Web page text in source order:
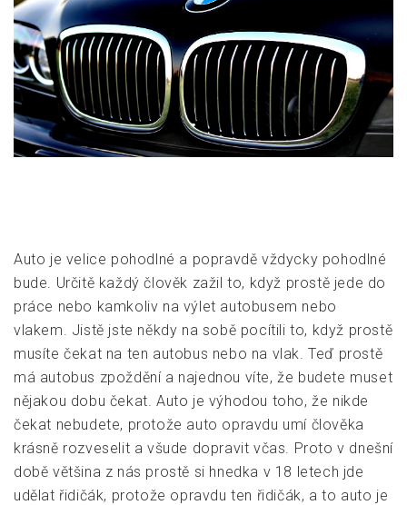
Auto je velice pohodlné a popravdě vždycky pohodlné
bude. Určitě každý člověk zažil to, když prostě jede do
práce nebo kamkoliv na výlet autobusem nebo
vlakem. Jistě jste někdy na sobě pocítili to, když prostě
musíte čekat na ten autobus nebo na vlak. Teď prostě
má autobus zpoždění a najednou víte, že budete muset
nějakou dobu čekat. Auto je výhodou toho, že nikde
čekat nebudete, protože auto opravdu umí člověka
krásně rozveselit a všude dopravit včas. Proto v dnešní
době většina z nás prostě si hnedka v 18 letech jde
udělat řidičák, protože opravdu ten řidičák, a to auto je